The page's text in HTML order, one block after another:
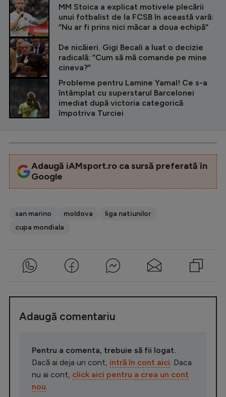
MM Stoica a explicat motivele plecării
unui fotbalist de la FCSB în această vară:
”Nu ar fi prins nici măcar a doua echipă”
De nicăieri. Gigi Becali a luat o decizie
radicală: ”Cum să mă comande pe mine
cineva?”
Probleme pentru Lamine Yamal! Ce s-a
întâmplat cu superstarul Barcelonei
imediat după victoria categorică
împotriva Turciei
Adaugă iAMsport.ro ca sursă preferată în
Google
san marino moldova
liga natiunilor
cupa mondiala
Adaugă comentariu
Pentru a comenta, trebuie să fii logat.
Dacă ai deja un cont, intră în cont aici. Daca
nu ai cont, click aici pentru a crea un cont
nou.